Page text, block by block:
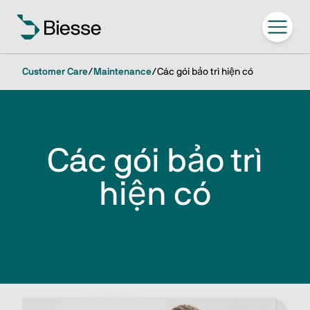
Customer Care/ Maintenance/Các gói bảo trì hiện có
Các gói bảo trì
hiện có